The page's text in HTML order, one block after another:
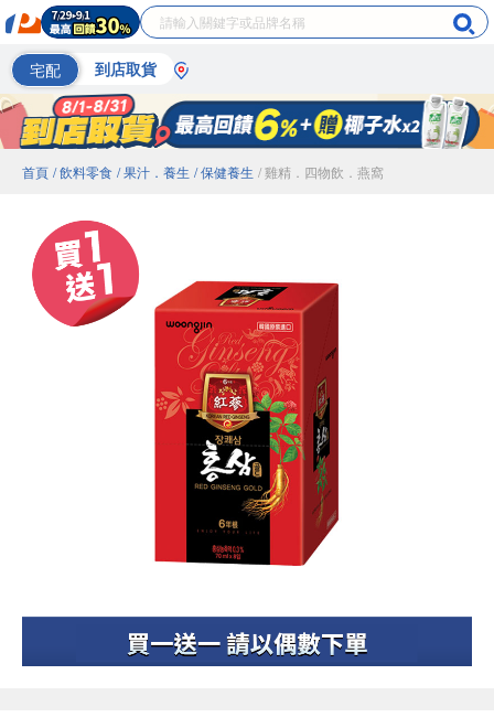
宅配 到店取貨
首頁 / 飲料零食 / 果汁．養生 / 保健養生 / 雞精．四物飲．燕窩